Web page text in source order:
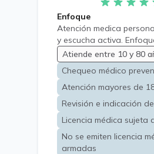
Enfoque
Atención medica
y escucha activa.
de enfermedades y la
prioridad es escuchar y
en casa paso de su
Atiende entre 10 y 80
Chequeo médico
Atención mayores de
Revisión e indicación
Licencia médica sujeta
No se emiten licencia
armadas